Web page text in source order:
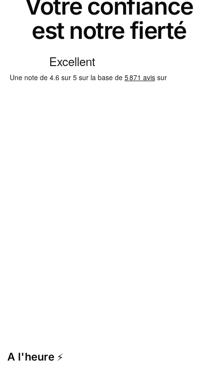
Votre confiance
est notre fierté
A l'heure ⚡